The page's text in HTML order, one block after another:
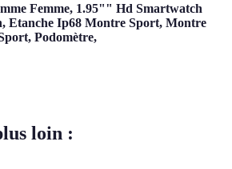
Femme, 1.95"" Hd Smartwatch
Etanche Ip68 Montre Sport, Montre
Podomètre,
loin :